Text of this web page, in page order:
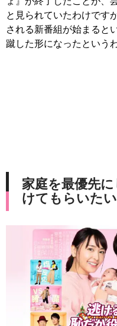
と見られていたわけです
される新番組が始まると
蹴した形になったという
家庭を最優先
けてもらいたい